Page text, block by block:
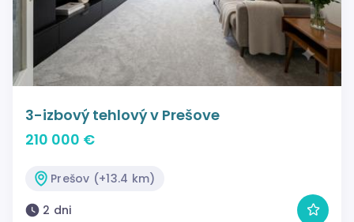
3-izbový tehlový v Prešove
210 000 €
Prešov (+13.4 km)
2 dni